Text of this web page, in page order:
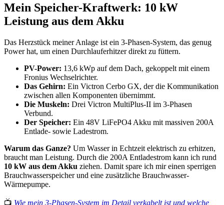
Mein Speicher-Kraftwerk: 10 kW
Leistung aus dem Akku
Das Herzstück meiner Anlage ist ein 3-Phasen-System, das genug
Power hat, um einen Durchlauferhitzer direkt zu füttern.
PV-Power: 13,6 kWp auf dem Dach, gekoppelt mit einem
Fronius Wechselrichter.
Das Gehirn: Ein Victron Cerbo GX, der die Kommunikation
zwischen allen Komponenten übernimmt.
Die Muskeln: Drei Victron MultiPlus-II im 3-Phasen
Verbund.
Der Speicher: Ein 48V LiFePO4 Akku mit massiven 200A
Entlade- sowie Ladestrom.
Warum das Ganze? Um Wasser in Echtzeit elektrisch zu erhitzen,
braucht man Leistung. Durch die 200A Entladestrom kann ich rund
10 kW aus dem Akku ziehen. Damit spare ich mir einen sperrigen
Brauchwasserspeicher und eine zusätzliche Brauchwasser-
Wärmepumpe.
📺 Wie mein 3-Phasen-System im Detail verkabelt ist und welche